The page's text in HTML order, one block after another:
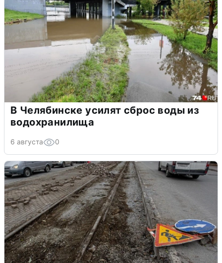
В Челябинске усилят сброс воды из
водохранилища
6 августа 0